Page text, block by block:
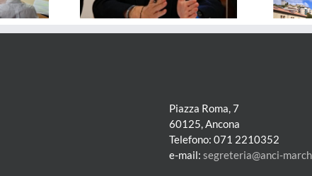
Piazza Roma, 7
60125, Ancona
Telefono: 071 2210352
e-mail: segreteria@anci-